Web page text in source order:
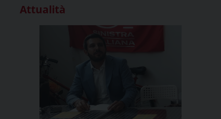
Attualità